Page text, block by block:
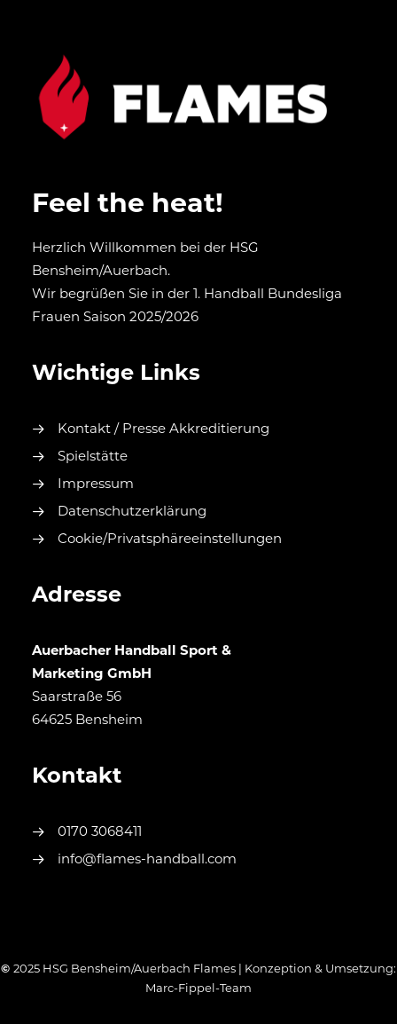
Feel the heat!
Herzlich Willkommen bei der HSG
Bensheim/Auerbach.
Wir begrüßen Sie in der 1. Handball Bundesliga
Frauen Saison 2025/2026
Wichtige Links
Kontakt / Presse Akkreditierung
Spielstätte
Impressum
Datenschutzerklärung
Cookie/Privatsphäreeinstellungen
Adresse
Auerbacher Handball Sport &
Marketing GmbH
Saarstraße 56
64625 Bensheim
Kontakt
0170 3068411
info@flames-handball.com
© 2025 HSG Bensheim/Auerbach Flames | Konzeption & Umsetzung:
Marc-Fippel-Team